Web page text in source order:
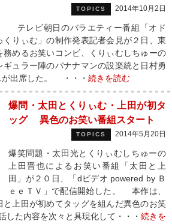
TOPICS 2014年10月2日
テレビ朝日のバラエティー番組「オド
りぃむ」の制作発表記者会見が２日、東
めるお笑いコンビ、くりぃむしちゅーの
ギュラー陣のバナナマンの設楽統と日村勇
が出席した。 ・・・ 続きを読む
爆問・太田とくりぃむ・上田が初タ
ッグ 異色のお笑い番組スタート
TOPICS 2014年5月20日
爆笑問題・太田光とくりぃむしちゅーの
上田晋也によるお笑い番組「太田と上
田」が２０日、「dビデオ powered by Ｂ
ｅｅＴＶ」で配信開始した。 本作は、
と上田が初めてタッグを組んだ異色のお笑
した内容を次々と具現化して・・・ 続きを